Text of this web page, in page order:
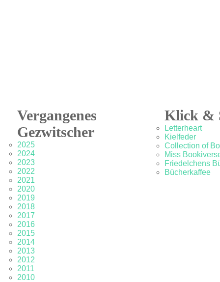
Vergangenes
Gezwitscher
2025
2024
2023
2022
2021
2020
2019
2018
2017
2016
2015
2014
2013
2012
2011
2010
Klick &
Letterheart
Kielfeder
Collection of
Miss
Friedelchens
Bücherkaffee